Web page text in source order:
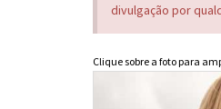
divulgação por
Clique sobre a foto para